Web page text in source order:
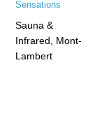
Sauna &
Infrared, Mont-
Lambert